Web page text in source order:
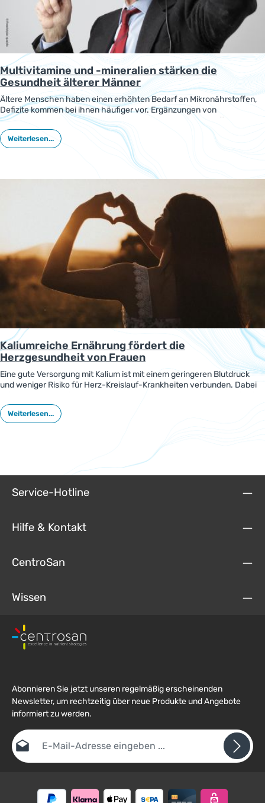
Multivitamine und -mineralien stärken die
Gesundheit älterer Männer
Ältere Menschen haben einen erhöhten Bedarf an Mikronährstoffen,
Defizite kommen bei ihnen häufiger vor. Ergänzungen von
Multivitaminen und -mineralien können ihren Mikronährstoff-Status
verbessern und so zur Gesundheit beitragen. Dies wurde jetzt in einer
kleinen Studie bei älteren Männern untersucht.
Weiterlesen...
Kaliumreiche Ernährung fördert die
Herzgesundheit von Frauen
Eine gute Versorgung mit Kalium ist mit einem geringeren Blutdruck
und weniger Risiko für Herz-Kreislauf-Krankheiten verbunden. Dabei
neue Auswertung der großen EPIC-Studie zeigt. Frauen profitierten
von einer guten Kaliumversorgung stärker als die Männer.
Weiterlesen...
Service-Hotline
Hilfe & Kontakt
CentroSan
Wissen
Abonnieren Sie jetzt unseren regelmäßig erscheinenden
Newsletter, um rechtzeitig über neue Produkte und Angebote
informiert zu werden.
E-Mail-Adresse*
Ich habe die Datenschutzbestimmungen zur Kenntnis
Pflichtfelder.